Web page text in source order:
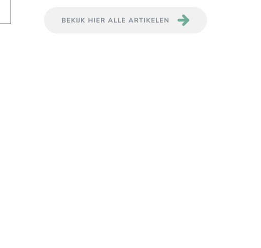
BEKIJK HIER ALLE ARTIKELEN